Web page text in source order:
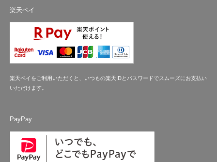
楽天ペイ
楽天ペイをご利用いただくと、いつもの楽天IDとパスワードでスムーズにお支払い
いただけます。
PayPay